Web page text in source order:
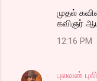
முதல்
கவிஞர்
12:16 PM
புலவன்